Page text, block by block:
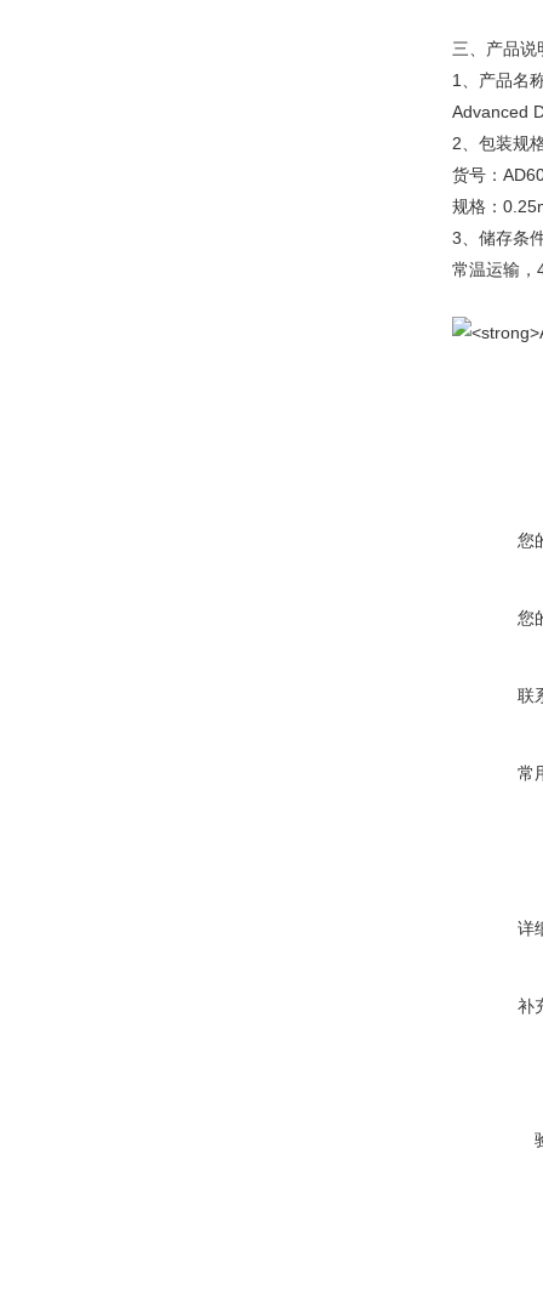
三、产品说
1、产品名
Advanced
2、包装规
货号：
规格：
3、储存条
常温运输
您
您
联
常
详
补